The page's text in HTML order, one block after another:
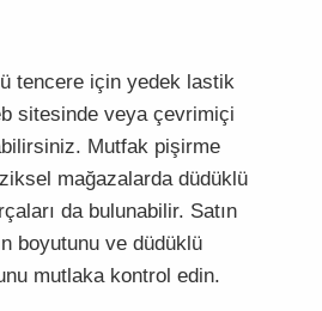
tencere için yedek lastik
sitesinde veya çevrimiçi
Mutfak pişirme
mağazalarda düdüklü
da bulunabilir. Satın
boyutunu ve düdüklü
mutlaka kontrol edin.